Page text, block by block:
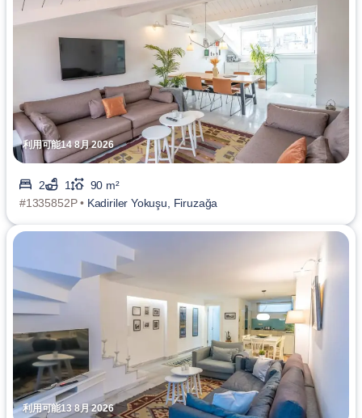
利用可能14 8月 2026
2 1
90 m²
#1335852P • Kadiriler Yokuşu, Firuzağa
利用可能13 8月 2026